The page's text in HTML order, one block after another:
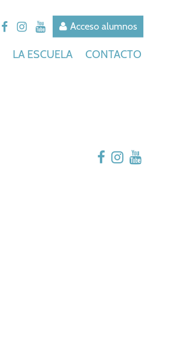
Acceso alumnos
LA ESCUELA CONTACTO